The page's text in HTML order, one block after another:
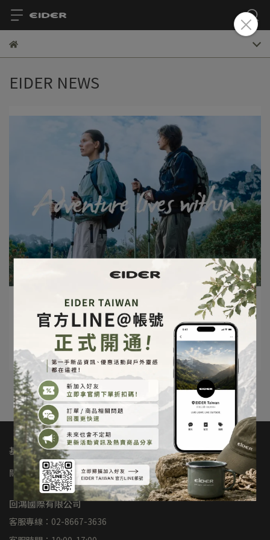
EIDER NEWS
Adventure Lives Within
ulohas@uranus.tw | 2026-05-29
閱讀更多 ->
基本Q&A
關於我們 購物須知 維修保固 洗滌保養
回鴻國際有限公司
客服專線：02-8667-3636